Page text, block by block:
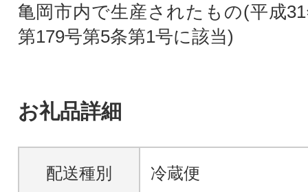
亀岡市内で生産されたもの(平成
第179号第5条第1号に該当)
お礼品詳細
配送種別 冷蔵便